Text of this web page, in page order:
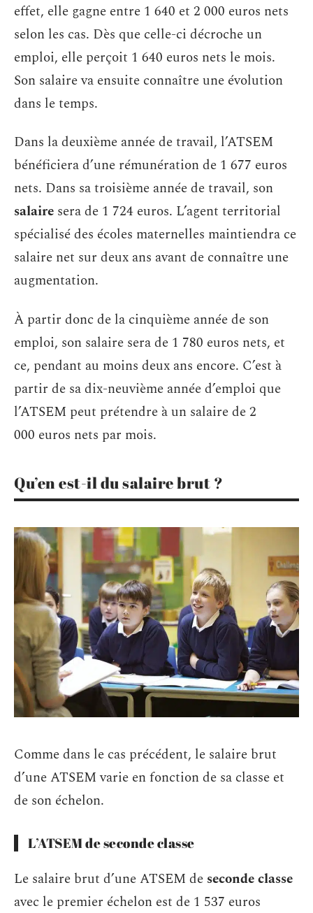
effet, elle gagne entre 1 640 et 2 000 euros nets
selon les cas. Dès que celle-ci décroche un
emploi, elle perçoit 1 640 euros nets le mois.
Son salaire va ensuite connaître une évolution
dans le temps.
Dans la deuxième année de travail, l’ATSEM
bénéficiera d’une rémunération de 1 677 euros
nets. Dans sa troisième année de travail, son
salaire sera de 1 724 euros. L’agent territorial
spécialisé des écoles maternelles maintiendra ce
salaire net sur deux ans avant de connaître une
augmentation.
À partir donc de la cinquième année de son
emploi, son salaire sera de 1 780 euros nets, et
ce, pendant au moins deux ans encore. C’est à
partir de sa dix-neuvième année d’emploi que
l’ATSEM peut prétendre à un salaire de 2
000 euros nets par mois.
Qu’en est-il du salaire brut ?
Comme dans le cas précédent, le salaire brut
d’une ATSEM varie en fonction de sa classe et
de son échelon.
L’ATSEM de seconde classe
Le salaire brut d’une ATSEM de seconde classe
avec le premier échelon est de 1 537 euros